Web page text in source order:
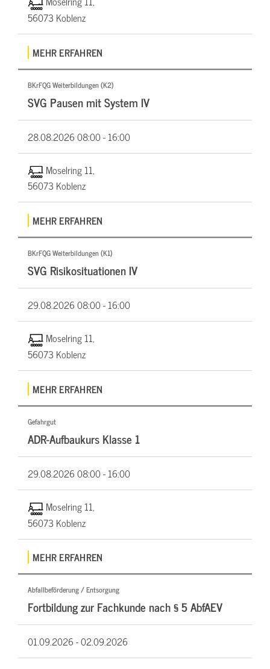
56073 Koblenz
MEHR ERFAHREN
BKrFQG Weiterbildungen (K2)
SVG Pausen mit System IV
28.08.202608:00 - 16:00
Moselring 11,
56073 Koblenz
MEHR ERFAHREN
BKrFQG Weiterbildungen (K1)
SVG Risikosituationen IV
29.08.202608:00 - 16:00
Moselring 11,
56073 Koblenz
MEHR ERFAHREN
Gefahrgut
ADR-Aufbaukurs Klasse 1
29.08.202608:00 - 16:00
Moselring 11,
56073 Koblenz
MEHR ERFAHREN
Abfallbeförderung / Entsorgung
Fortbildung zur Fachkunde nach § 5 AbfAEV
01.09.2026 -02.09.2026